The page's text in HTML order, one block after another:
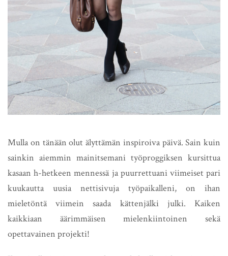
Mulla on tänään olut älyttämän inspiroiva päivä. Sain kuin
sainkin aiemmin mainitsemani työproggiksen kursittua
kasaan h-hetkeen mennessä ja puurrettuani viimeiset pari
kuukautta uusia nettisivuja työpaikalleni, on ihan
mieletöntä viimein saada kättenjälki julki. Kaiken
kaikkiaan äärimmäisen mielenkiintoinen sekä
opettavainen projekti!